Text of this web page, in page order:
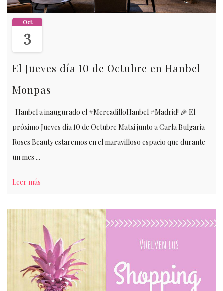
Oct
3
El Jueves día 10 de Octubre en Hanbel
Monpas
Hanbel a inaugurado el #MercadilloHanbel #Madrid! 🎉 El
próximo Jueves día 10 de Octubre Matxi junto a Carla Bulgaria
Roses Beauty estaremos en el maravilloso espacio que durante
un mes ...
Leer más